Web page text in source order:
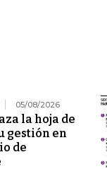
05/08/2026
la hoja de
gestión en
de